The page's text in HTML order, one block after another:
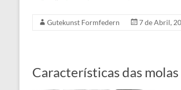
Gutekunst Formfedern 7 de Abril,
Características das